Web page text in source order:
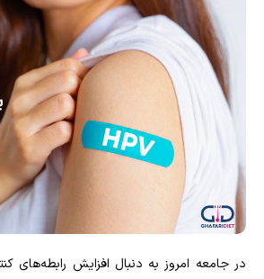
در جامعه امروز به دنبال افزایش رابطه‌های